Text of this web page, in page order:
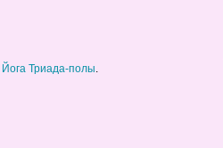
Йога Триада-полы.